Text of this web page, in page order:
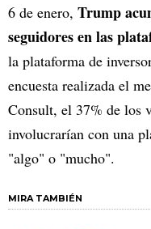
6 de enero, Trump
seguidores en las
la plataforma de
encuesta realizada el
Consult, el 37% de los
involucrarían con una
"algo" o "mucho".
MIRA TAMBIÉN